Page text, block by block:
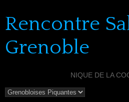
Rencontre
Grenoble
NIQUE DE LA